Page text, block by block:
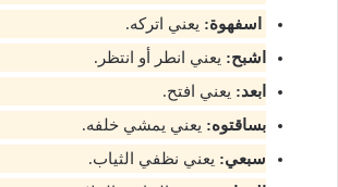
اسفهوة: يعني اتركه.
اشبح: يعني انطر أو انتظر.
ابعد: يعني افتح.
بساقتوه: يعني يمشي خلفه.
سبعي: يعني نظفي الثياب.